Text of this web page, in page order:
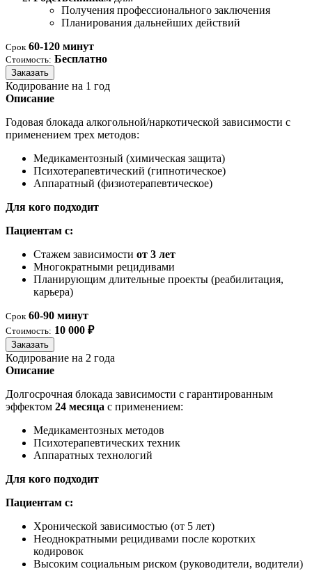
Получения профессионального заключения
Планирования дальнейших действий
Срок 60-120 минут
Стоимость: Бесплатно
Заказать
Кодирование на 1 год
Описание
Годовая блокада алкогольной/наркотической зависимости с
применением трех методов:
Медикаментозный (химическая защита)
Психотерапевтический (гипнотическое)
Аппаратный (физиотерапевтическое)
Для кого подходит
Пациентам с:
Стажем зависимости от 3 лет
Многократными рецидивами
Планирующим длительные проекты (реабилитация,
карьера)
Срок 60-90 минут
Стоимость: 10 000 ₽
Заказать
Кодирование на 2 года
Описание
Долгосрочная блокада зависимости с гарантированным
эффектом 24 месяца с применением:
Медикаментозных методов
Психотерапевтических техник
Аппаратных технологий
Для кого подходит
Пациентам с:
Хронической зависимостью (от 5 лет)
Неоднократными рецидивами после коротких
кодировок
Высоким социальным риском (руководители, водители)